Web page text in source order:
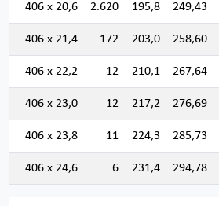
406 x 20,6 2.620 195,8 249,43
406 x 21,4 172 203,0 258,60
406 x 22,2 12 210,1 267,64
406 x 23,0 12 217,2 276,69
406 x 23,8 11 224,3 285,73
406 x 24,6 6 231,4 294,78